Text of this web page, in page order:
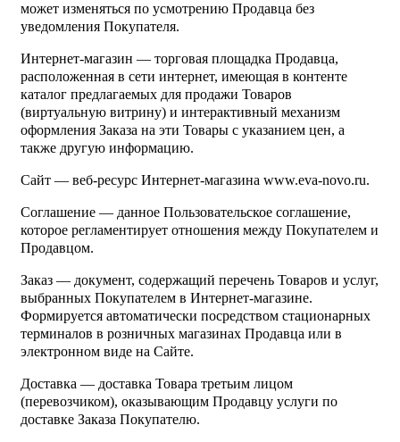
может изменяться по усмотрению Продавца без
уведомления Покупателя.
Интернет-магазин — торговая площадка Продавца,
расположенная в сети интернет, имеющая в контенте
каталог предлагаемых для продажи Товаров
(виртуальную витрину) и интерактивный механизм
оформления Заказа на эти Товары с указанием цен, а
также другую информацию.
Сайт — веб-ресурс Интернет-магазина www.eva-novo.ru.
Соглашение — данное Пользовательское соглашение,
которое регламентирует отношения между Покупателем и
Продавцом.
Заказ — документ, содержащий перечень Товаров и услуг,
выбранных Покупателем в Интернет-магазине.
Формируется автоматически посредством стационарных
терминалов в розничных магазинах Продавца или в
электронном виде на Сайте.
Доставка — доставка Товара третьим лицом
(перевозчиком), оказывающим Продавцу услуги по
доставке Заказа Покупателю.